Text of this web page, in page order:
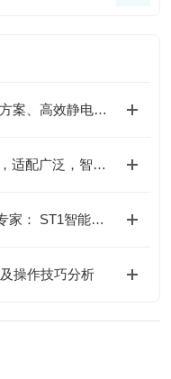
DIT离子风棒全系列：创新静电解决方案、高效静电消除新选择
THINKY新基真空搅拌机 - 安全高效，适配广泛，智能监控
ASA好帮手电批-工业级高精度锁付专家： ST1智能伺服螺丝刀+控制器套装
操作技巧分析